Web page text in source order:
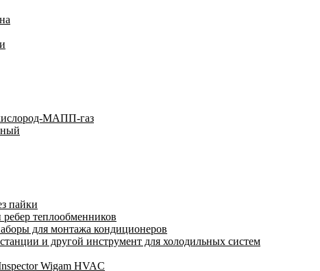
МАПП-газ
пайки
теплообменников
для монтажа кондиционеров
и другой инструмент для холодильных систем
Wigam HVAC